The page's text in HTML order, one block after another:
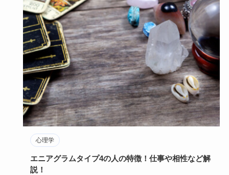
心理学
エニアグラムタイプ4の人の特徴！仕事や相性など解
説！